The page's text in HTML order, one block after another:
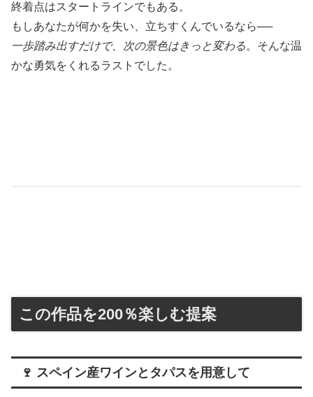
終着点はスタートラインでもある。
もしあなたが何かを失い、立ちすくんでいるなら──
一歩踏み出すだけで、次の景色はきっと変わる。そんな温
かな勇気をくれるラストでした。
この作品を200％楽しむ提案
🍷 スペイン産ワインとタパスを用意して